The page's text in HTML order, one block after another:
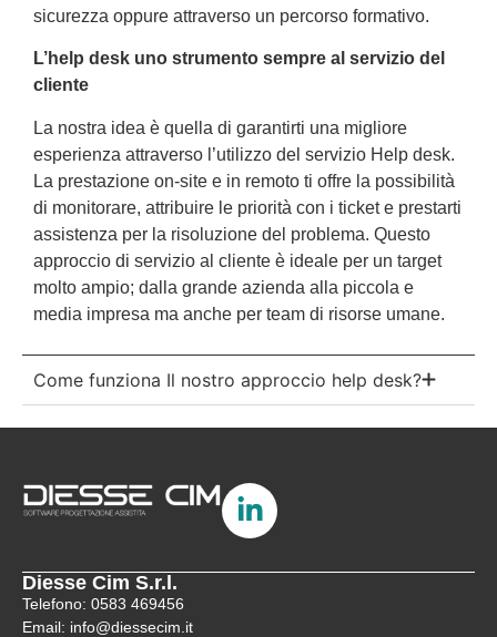
sicurezza oppure attraverso un percorso formativo.
L’help desk uno strumento sempre al servizio del
cliente
La nostra idea è quella di garantirti una migliore
esperienza attraverso l’utilizzo del servizio Help desk.
La prestazione on-site e in remoto ti offre la possibilità
di monitorare, attribuire le priorità con i ticket e prestarti
assistenza per la risoluzione del problema. Questo
approccio di servizio al cliente è ideale per un target
molto ampio; dalla grande azienda alla piccola e
media impresa ma anche per team di risorse umane.
Come funziona Il nostro approccio help desk?
Diesse Cim S.r.l.
Telefono: 0583 469456
Email: info@diessecim.it